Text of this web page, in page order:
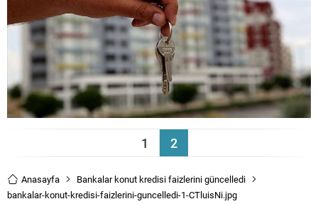
1 2
Anasayfa
Bankalar konut kredisi faizlerini güncelledi
bankalar-konut-kredisi-faizlerini-guncelledi-1-CTluisNi.jpg